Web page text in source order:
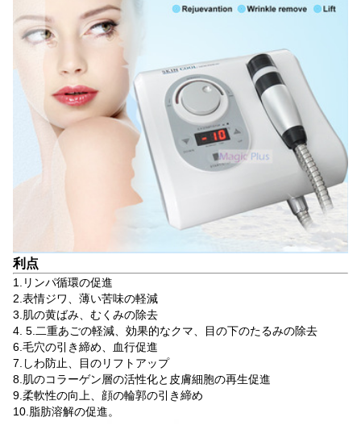
利点
1.リンパ循環の促進
2.表情ジワ、薄い苦味の軽減
3.肌の黄ばみ、むくみの除去
4. 5.二重あごの軽減、効果的なクマ、目の下のたるみの除去
6.毛穴の引き締め、血行促進
7.しわ防止、目のリフトアップ
8.肌のコラーゲン層の活性化と皮膚細胞の再生促進
9.柔軟性の向上、顔の輪郭の引き締め
10.脂肪溶解の促進。